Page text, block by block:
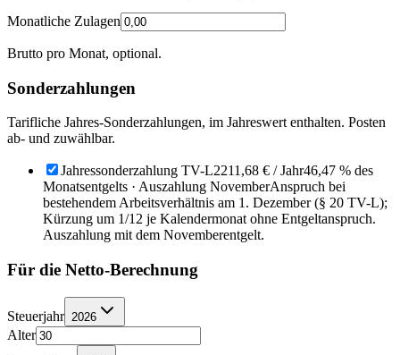
Monatliche Zulagen
Brutto pro Monat, optional.
Sonderzahlungen
Tarifliche Jahres-Sonderzahlungen, im Jahreswert enthalten. Posten
ab- und zuwählbar.
Jahressonderzahlung TV-L2211,68 € / Jahr46,47 % des
Monatsentgelts · Auszahlung NovemberAnspruch bei
bestehendem Arbeitsverhältnis am 1. Dezember (§ 20 TV-L);
Kürzung um 1/12 je Kalendermonat ohne Entgeltanspruch.
Auszahlung mit dem Novemberentgelt.
Für die Netto-Berechnung
Steuerjahr 2026
Alter